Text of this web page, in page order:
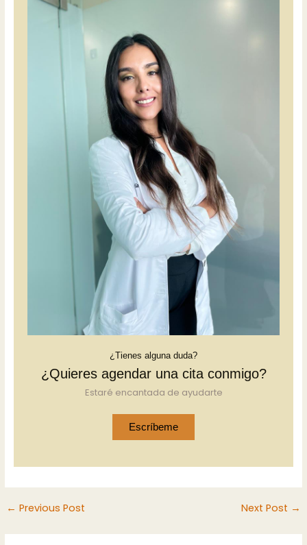
¿Tienes alguna duda?
¿Quieres agendar una cita conmigo?
Estaré encantada de ayudarte
Escríbeme
← Previous Post Next Post →